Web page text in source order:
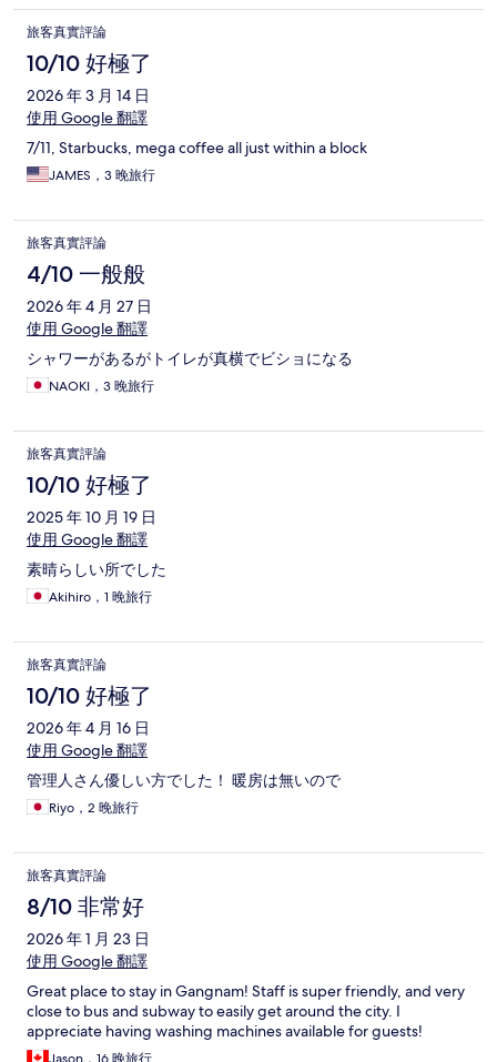
旅客真實評論
10/10 好極了
2026 年 3 月 14 日
使用 Google 翻譯
7/11, Starbucks, mega coffee all just within a block
JAMES，3 晚旅行
旅客真實評論
4/10 一般般
2026 年 4 月 27 日
使用 Google 翻譯
シャワーがあるがトイレが真横でビショになる
NAOKI，3 晚旅行
旅客真實評論
10/10 好極了
2025 年 10 月 19 日
使用 Google 翻譯
素晴らしい所でした
Akihiro，1 晚旅行
旅客真實評論
10/10 好極了
2026 年 4 月 16 日
使用 Google 翻譯
管理人さん優しい方でした！ 暖房は無いので
Riyo，2 晚旅行
旅客真實評論
8/10 非常好
2026 年 1 月 23 日
使用 Google 翻譯
Great place to stay in Gangnam! Staff is super friendly, and very
close to bus and subway to easily get around the city. I
appreciate having washing machines available for guests!